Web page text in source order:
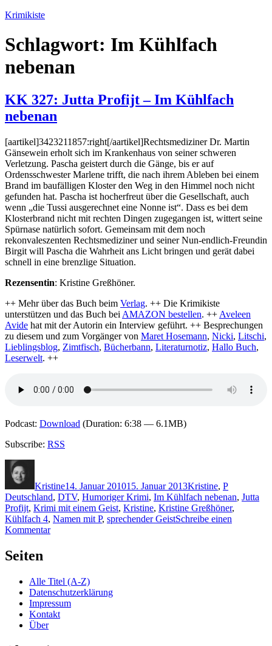
Zum
springen
Krimikiste
Schlagwort: Im Kühlfach
nebenan
KK 327: Jutta Profijt – Im Kühlfach
nebenan
[aartikel]3423211857:right[/aartikel]Rechtsmediziner Dr. Martin
Gänsewein erholt sich im Krankenhaus von seiner schweren
Verletzung. Pascha geistert durch die Gänge, bis er auf
Ordensschwester Marlene trifft, die nach ihrem Ableben bei einem
Brand im baufälligen Kloster den Weg in den Himmel noch nicht
gefunden hat. Pascha ist hocherfreut über die Gesellschaft, auch
wenn „die Tussi ausgerechnet eine Nonne ist“. Dass es bei dem
Klosterbrand nicht mit rechten Dingen zugegangen ist, wittert seine
Spürnase natürlich sofort. Gemeinsam mit dem noch
rekonvaleszenten Rechtsmediziner und seiner Nun-endlich-Freundin
Birgit will Pascha die Wahrheit ans Licht bringen und gerät dabei
schnell in eine brenzlige Situation.
Rezensentin: Kristine Greßhöner.
++ Mehr über das Buch beim Verlag. ++ Die Krimikiste
unterstützen und das Buch bei AMAZON bestellen. ++ Aveleen
Avide hat mit der Autorin ein Interview geführt. ++ Besprechungen
zu diesem und zum Vorgänger von Maret Hosemann, Nicki, Litschi,
Lieblingsblog, Zimtfisch, Bücherbann, Literaturnotiz, Hallo Buch,
Leserwelt. ++
Podcast: Download (Duration: 6:38 — 6.1MB)
Subscribe: RSS
Kristine14. Januar 201015. Januar 2013Kristine, P
Deutschland, DTV, Humoriger Krimi, Im Kühlfach nebenan, Jutta
Profijt, Krimi mit einem Geist, Kristine, Kristine Greßhöner,
Kühlfach 4, Namen mit P, sprechender GeistSchreibe einen
Kommentarzu
–
Im
Kühlfach
nebenan
Seiten
Alle Titel (A-Z)
Datenschutzerklärung
Impressum
Kontakt
Über